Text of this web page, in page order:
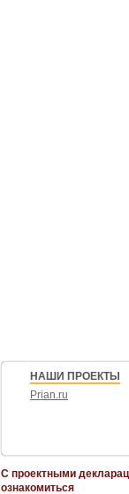
НАШИ ПРОЕКТЫ
Prian.ru
С проектными
ознакомиться